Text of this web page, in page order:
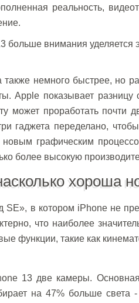
реальность,
также немного быстрее, но
Apple показывает
может проработать почти
гаджета переделано,
новым графическим
более высокую
хороша
SE», в котором iPhone не
что наиболее
функции, такие как
13 две камеры.
на 47% больше света